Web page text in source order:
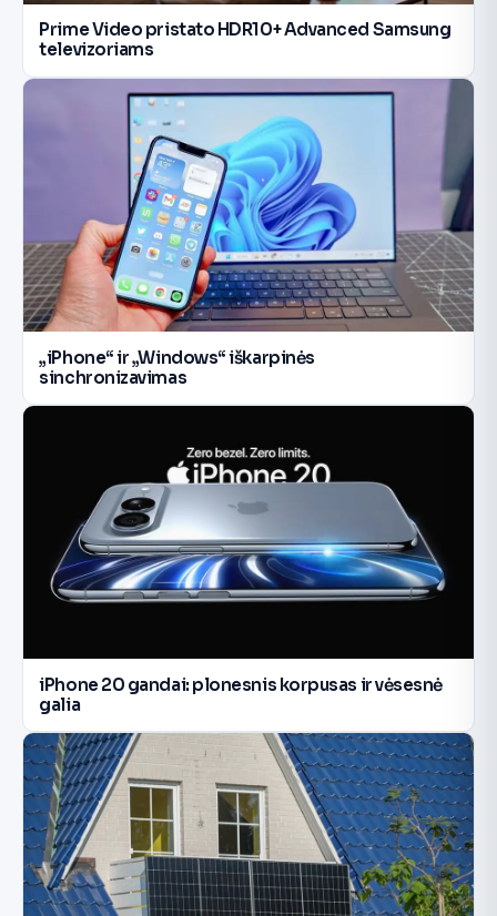
Prime Video pristato HDR10+ Advanced Samsung
televizoriams
„iPhone“ ir „Windows“ iškarpinės
sinchronizavimas
iPhone 20 gandai: plonesnis korpusas ir vėsesnė
galia